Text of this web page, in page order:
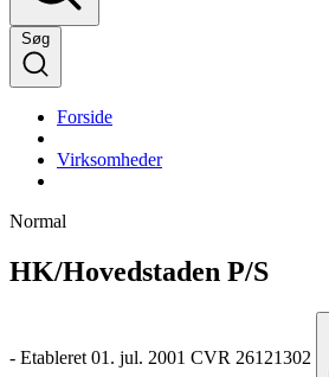
Søg
Forside
Virksomheder
Normal
HK/Hovedstaden P/S
- Etableret 01. jul. 2001 CVR 26121302